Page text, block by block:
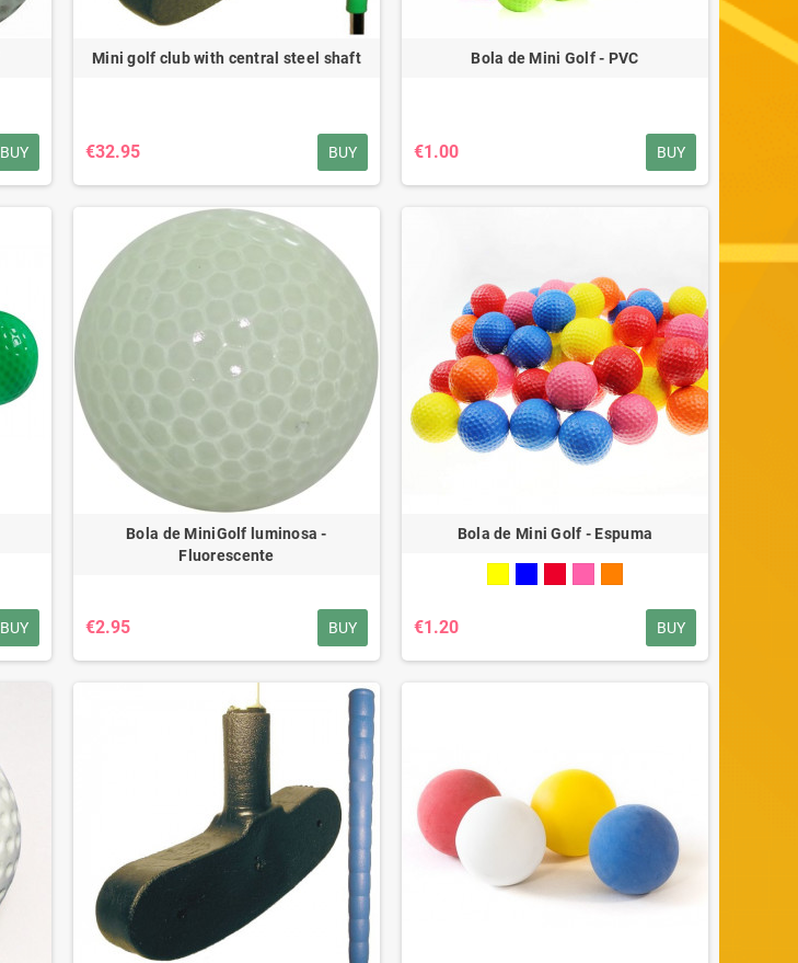
Dispensador de bolas
BUY
Mini golf club with central steel shaft
€32.95 BUY
Bola de Mini Golf - PVC
€1.00 BUY
BUY
Bola de MiniGolf luminosa -
Fluorescente
€2.95 BUY
Bola de Mini Golf - Espuma
€1.20 BUY